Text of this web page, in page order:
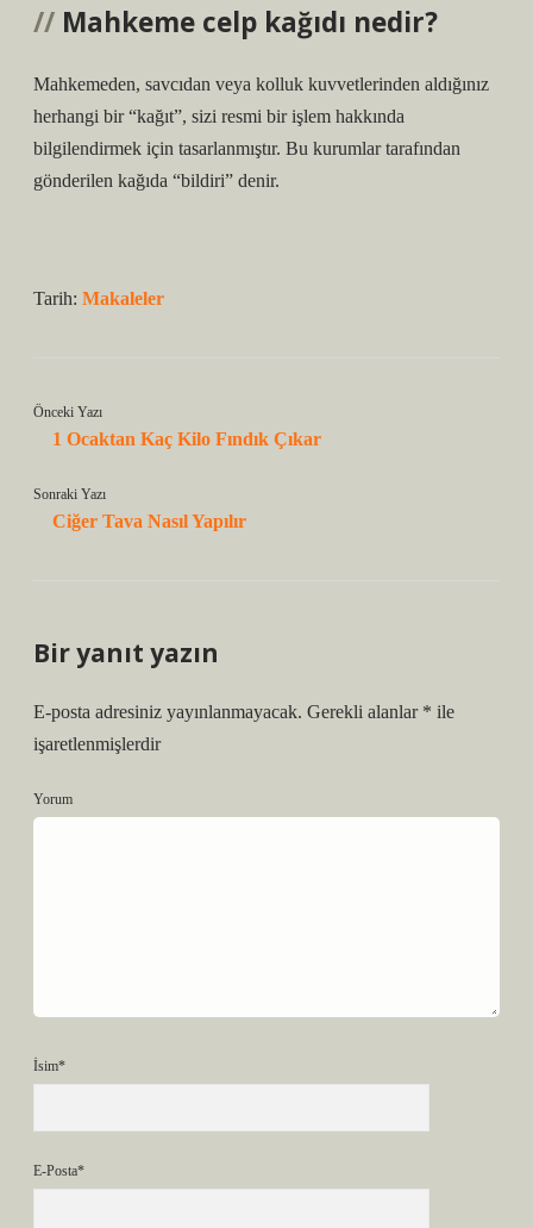
Mahkeme celp kağıdı nedir?
Mahkemeden, savcıdan veya kolluk kuvvetlerinden aldığınız
herhangi bir “kağıt”, sizi resmi bir işlem hakkında
bilgilendirmek için tasarlanmıştır. Bu kurumlar tarafından
gönderilen kağıda “bildiri” denir.
Tarih: Makaleler
Önceki Yazı
1 Ocaktan Kaç Kilo Fındık Çıkar
Sonraki Yazı
Ciğer Tava Nasıl Yapılır
Bir yanıt yazın
E-posta adresiniz yayınlanmayacak. Gerekli alanlar * ile
işaretlenmişlerdir
Yorum
İsim*
E-Posta*